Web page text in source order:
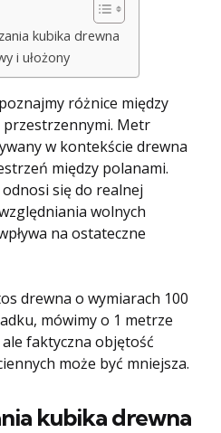
kubika drewna
i ułożony
różnice między
przestrzennymi. Metr
w kontekście drewna
między polanami.
się do realnej
wolnych
na ostateczne
drewna o wymiarach 100
mówimy o 1 metrze
faktyczna objętość
może być mniejsza.
kubika drewna